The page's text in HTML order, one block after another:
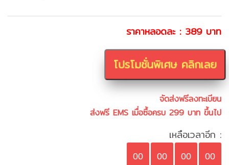
ราคาหลอดละ : 389 บาท
โปรโมชั่นพิเศษ คลิกเลย
จัดส่งฟรีลงทะเบียน
ส่งฟรี EMS เมื่อซื้อครบ 299 บาท ขึ้นไป
เหลือเวลาอีก :
00 00 00 00